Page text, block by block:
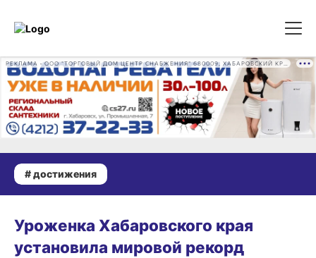
# достижения
Уроженка Хабаровского края
установила мировой рекорд